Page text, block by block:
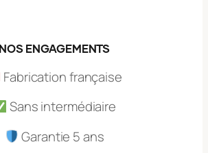
NOS ENGAGEMENTS
Fabrication française
Sans intermédiaire
Garantie 5 ans